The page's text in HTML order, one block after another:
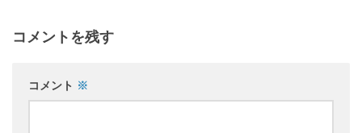
コメントを残す
コメント ※